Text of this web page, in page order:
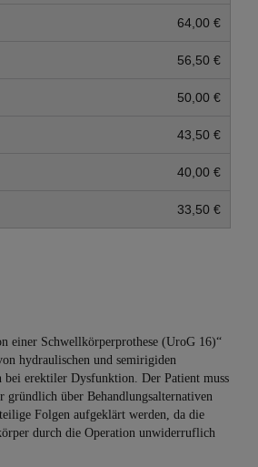
64,00 €
56,50 €
50,00 €
43,50 €
40,00 €
33,50 €
einer Schwellkörperprothese (UroG 16)“
hydraulischen und semirigiden
bei erektiler Dysfunktion. Der Patient muss
gründlich über Behandlungsalternativen
Folgen aufgeklärt werden, da die
durch die Operation unwiderruflich